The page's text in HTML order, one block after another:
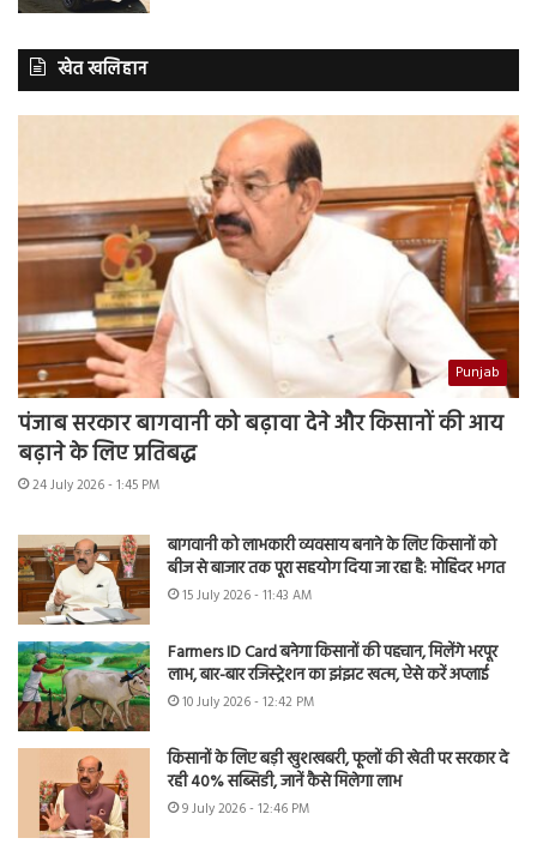
खेत खलिहान
Punjab
पंजाब सरकार बागवानी को बढ़ावा देने और किसानों की आय
बढ़ाने के लिए प्रतिबद्ध
24 July 2026 - 1:45 PM
बागवानी को लाभकारी व्यवसाय बनाने के लिए किसानों को
बीज से बाजार तक पूरा सहयोग दिया जा रहा है: मोहिंदर भगत
15 July 2026 - 11:43 AM
Farmers ID Card बनेगा किसानों की पहचान, मिलेंगे भरपूर
लाभ, बार-बार रजिस्ट्रेशन का झंझट खत्म, ऐसे करें अप्लाई
10 July 2026 - 12:42 PM
किसानों के लिए बड़ी खुशखबरी, फूलों की खेती पर सरकार दे
रही 40% सब्सिडी, जानें कैसे मिलेगा लाभ
9 July 2026 - 12:46 PM